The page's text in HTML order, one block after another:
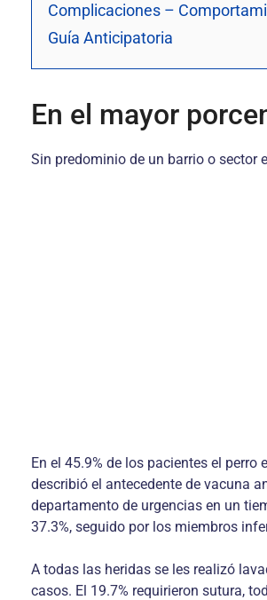
Complicaciones –
Guía Anticipatoria
En el mayor
Sin predominio de un barrio o sector
En el 45.9% de los pacientes el
describió el antecedente de vacuna
departamento de urgencias en un
37.3%, seguido por los miembros
A todas las heridas se les realizó
casos. El 19.7% requirieron sutura,